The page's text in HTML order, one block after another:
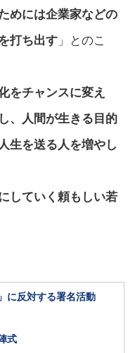
めには企業家などの
打ち出す 」とのこ
をチャンスに変え
、人間が生きる目的
生を送る人を増やし
していく頼もしい若
に反対する署名活動
式